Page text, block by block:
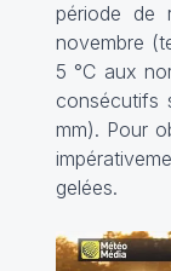
période de
novembre
5 °C aux
consécutifs
mm). Pour
gelées.